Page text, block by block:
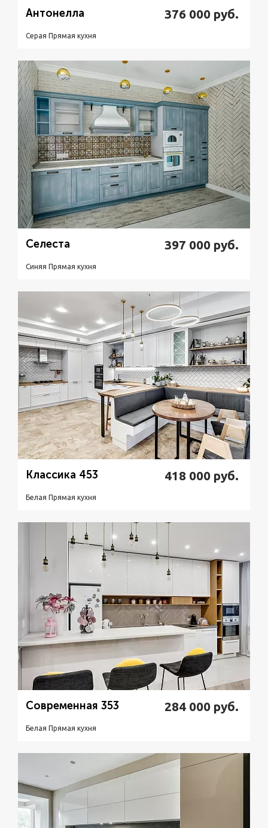
Антонелла 376 000 руб.
Серая Прямая кухня
Подробнее Узнать стоимость
Селеста 397 000 руб.
Синяя Прямая кухня
Узнать стоимость
Классика 453 418 000 руб.
Белая Прямая кухня
Подробнее
Современная 353 284 000 руб.
Белая Прямая кухня
Подробнее Узнать стоимость